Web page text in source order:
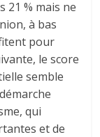
21 % mais ne
à bas
pour
le score
semble
qui
et de